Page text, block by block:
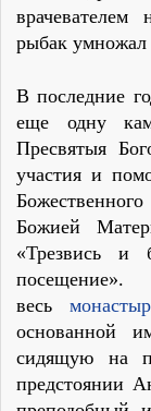
врачевателем
рыбак умножал
В последние
еще одну
Пресвятыя
участия и
Божией
«Трезвись и
весь
основанной
сидящую на
предстоянии